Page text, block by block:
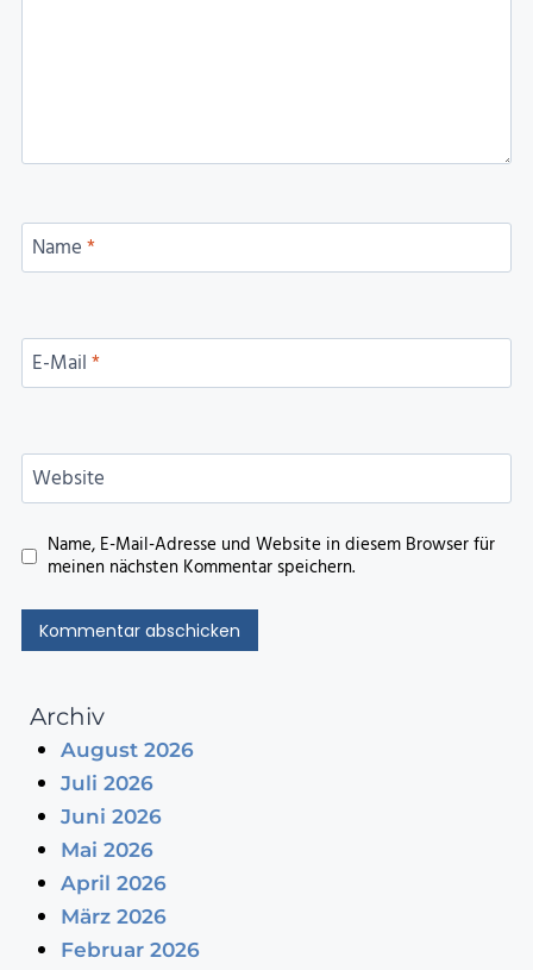
Name*
E-Mail*
Website
Name, E-Mail-Adresse und Website in diesem Browser für
meinen nächsten Kommentar speichern.
Archiv
August 2026
Juli 2026
Juni 2026
Mai 2026
April 2026
März 2026
Februar 2026